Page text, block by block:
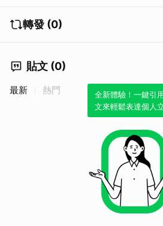
轉發 (0)
貼文 (0)
全新體驗！一鍵引
文來輕鬆表達個人立
最新 熱門